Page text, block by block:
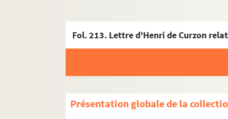
Fol. 213. Lettre d'Henri de Curzon
Présentation globale de la